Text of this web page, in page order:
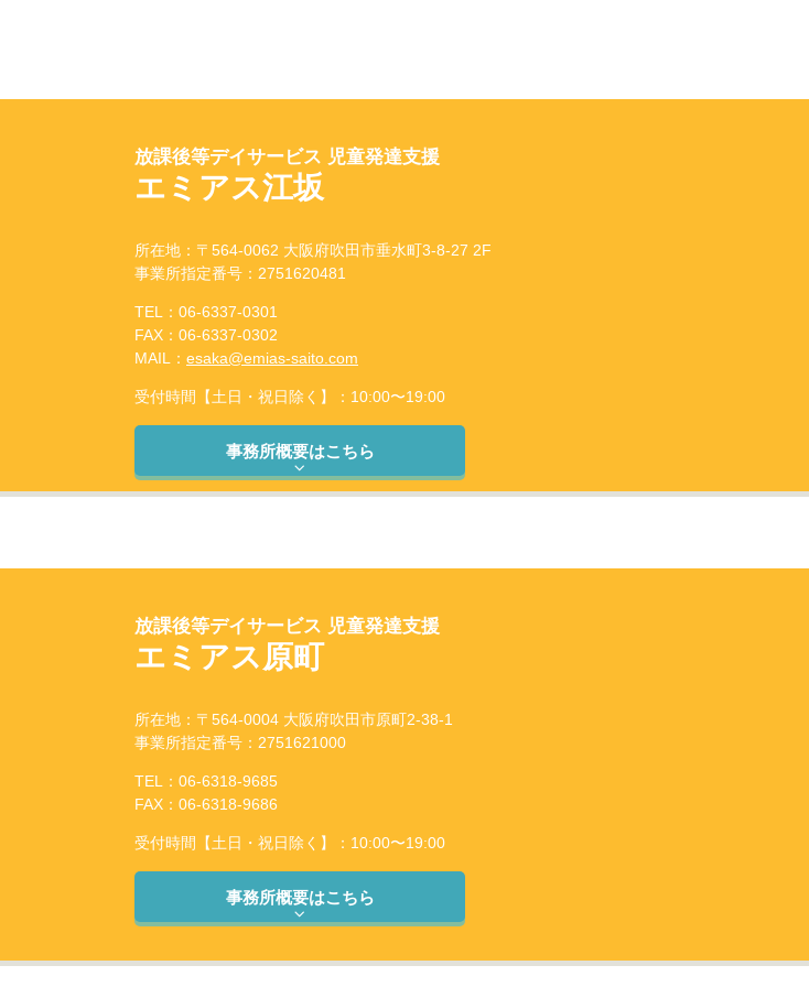
放課後等デイサービス 児童発達支援
エミアス江坂
所在地：〒564-0062 大阪府吹田市垂水町3-8-27 2F
事業所指定番号：2751620481
TEL：06-6337-0301
FAX：06-6337-0302
MAIL： esaka@emias-saito.com
受付時間【土日・祝日除く】：10:00〜19:00
事務所概要はこちら
放課後等デイサービス 児童発達支援
エミアス原町
所在地：〒564-0004 大阪府吹田市原町2-38-1
事業所指定番号：2751621000
TEL：06-6318-9685
FAX：06-6318-9686
受付時間【土日・祝日除く】：10:00〜19:00
事務所概要はこちら